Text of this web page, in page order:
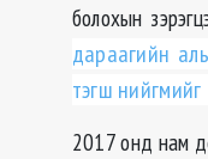
болохын
дараагийн
тэгш
2017 онд нам